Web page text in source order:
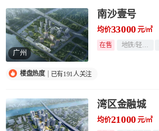
广州
南沙壹号
均价33000 元/㎡
在售
楼盘热度 已有191人关注
湾区金融城
均价21000 元/㎡